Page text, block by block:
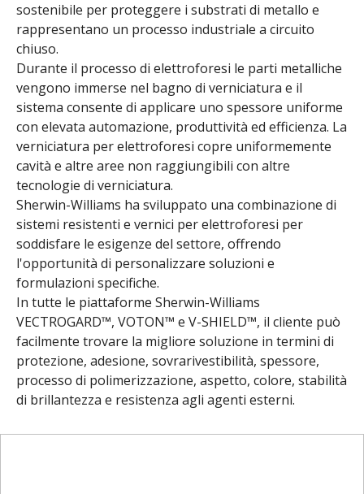
sostenibile per proteggere i substrati di metallo e
rappresentano un processo industriale a circuito
chiuso.
Durante il processo di elettroforesi le parti metalliche
vengono immerse nel bagno di verniciatura e il
sistema consente di applicare uno spessore uniforme
con elevata automazione, produttività ed efficienza. La
verniciatura per elettroforesi copre uniformemente
cavità e altre aree non raggiungibili con altre
tecnologie di verniciatura.
Sherwin-Williams ha sviluppato una combinazione di
sistemi resistenti e vernici per elettroforesi per
soddisfare le esigenze del settore, offrendo
l'opportunità di personalizzare soluzioni e
formulazioni specifiche.
In tutte le piattaforme Sherwin-Williams
VECTROGARD™, VOTON™ e V-SHIELD™, il cliente può
facilmente trovare la migliore soluzione in termini di
protezione, adesione, sovrarivestibilità, spessore,
processo di polimerizzazione, aspetto, colore, stabilità
di brillantezza e resistenza agli agenti esterni.